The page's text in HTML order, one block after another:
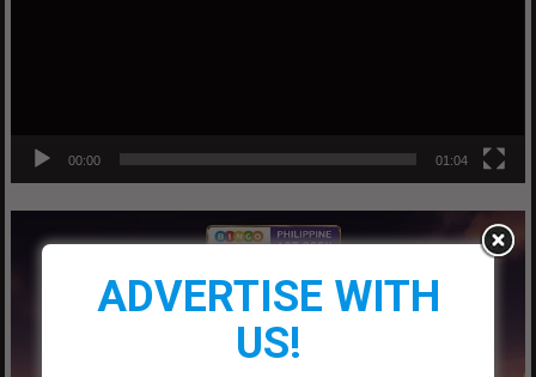
00:00 01:04
ADVERTISE WITH
US!